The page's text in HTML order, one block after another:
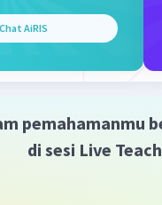
fungsiPancasila
arti bahwa Pancasila
2) Kumpulan
Chat AiRIS
pemahamanmu
di sesi Live